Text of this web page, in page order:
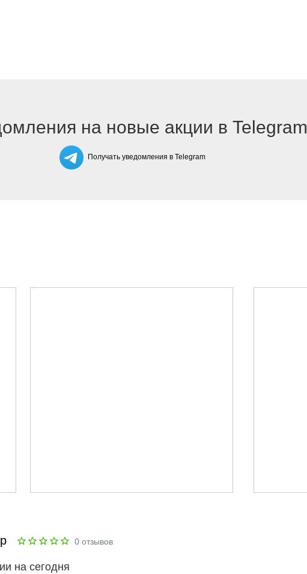
на новые акции в Telegram
Получать уведомления в Telegram
0отзывов
на сегодня